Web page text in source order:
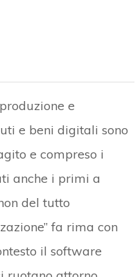
e
e beni digitali sono
e compreso i
anche i primi a
del tutto
fa rima con
il software